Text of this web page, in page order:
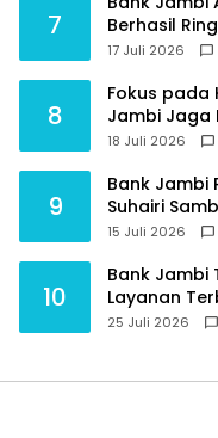
7
Berhasil
Nasabah
17 Juli 2026
8
Fokus pada
Jambi Jaga
18 Juli 2026
9
Bank Jambi
Suhairi
Jambi
15 Juli 2026
10
Bank Jambi
Layanan
ATM dan
25 Juli 2026